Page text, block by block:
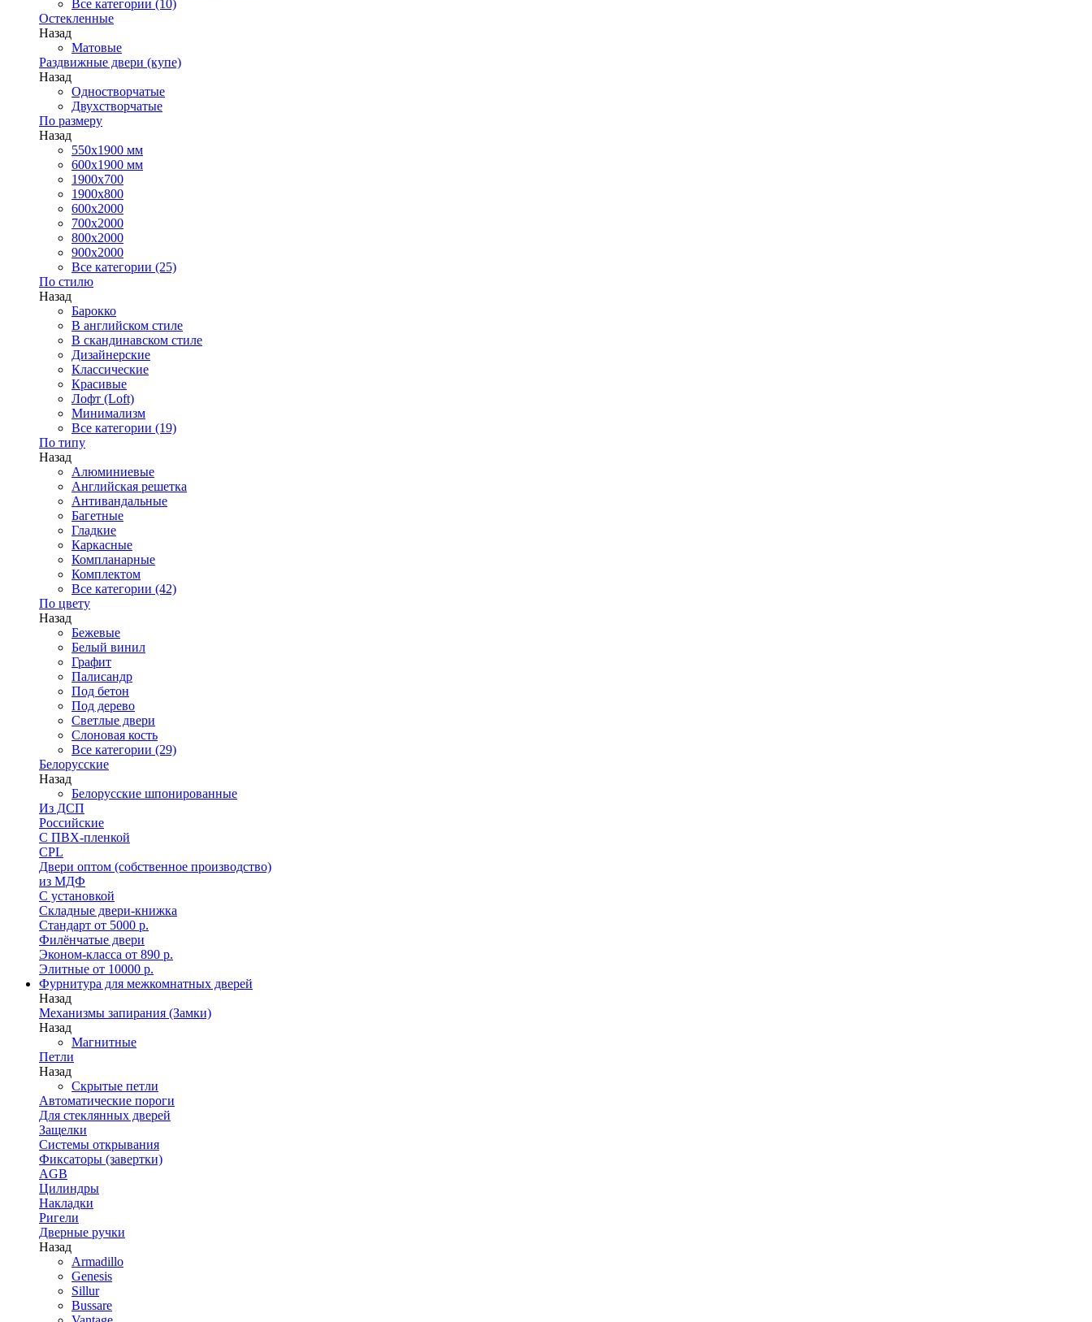
Все категории (10)
Остекленные
Назад
Матовые
Раздвижные двери (купе)
Назад
Одностворчатые
Двухстворчатые
По размеру
Назад
550x1900 мм
600x1900 мм
1900х700
1900х800
600x2000
700x2000
800x2000
900x2000
Все категории (25)
По стилю
Назад
Барокко
В английском стиле
В скандинавском стиле
Дизайнерские
Классические
Красивые
Лофт (Loft)
Минимализм
Все категории (19)
По типу
Назад
Алюминиевые
Английская решетка
Антивандальные
Багетные
Гладкие
Каркасные
Компланарные
Комплектом
Все категории (42)
По цвету
Назад
Бежевые
Белый винил
Графит
Палисандр
Под бетон
Под дерево
Светлые двери
Слоновая кость
Все категории (29)
Белорусские
Назад
Белорусские шпонированные
Из ДСП
Российские
C ПВХ-пленкой
CPL
Двери оптом (собственное производство)
из МДФ
С установкой
Складные двери-книжка
Стандарт от 5000 р.
Филёнчатые двери
Эконом-класса от 890 р.
Элитные от 10000 р.
Фурнитура для межкомнатных дверей
Назад
Механизмы запирания (Замки)
Назад
Магнитные
Петли
Назад
Скрытые петли
Автоматические пороги
Для стеклянных дверей
Защелки
Системы открывания
Фиксаторы (завертки)
AGB
Цилиндры
Накладки
Ригели
Дверные ручки
Назад
Armadillo
Genesis
Sillur
Bussare